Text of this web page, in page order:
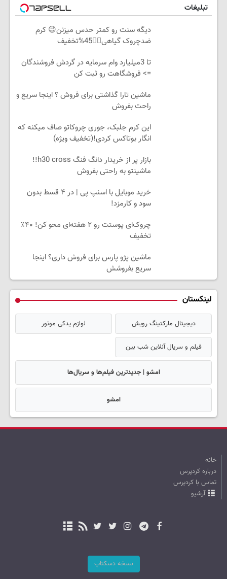
تبلیغات
دیگه سنت رو کمتر حدس میزنن😉 کرم
ضدچروک گیاهی👈🏻45%تخفیف
تا 3میلیارد وام سرمایه در گردش فروشندگان
=> فروشگاهت رو ثبت کن
ماشین تارا گذاشتی برای فروش ؟ اینجا سریع و
راحت بفروش
این کرم جلبک، جوری چروکاتو صاف میکنه که
انگار بوتاکس کردی!(تخفیف ویژه)
بازار پر از خریدار دانگ فنگ h30 cross!!
ماشینتو به راحتی بفروش
خرید موبایل با اسنپ پی | در ۴ قسط بدون
سود و کارمزد!
چروک‌ای پوستت رو ۲ هفته‌ای محو کن! ۴۰٪
تخفیف
ماشین پژو پارس برای فروش داری؟ اینجا
سریع بفروشش
لینکستان
دیجیتال مارکتینگ رویش لوازم یدکی موتور
فیلم و سریال آنلاین شب بین
امشو | جدیدترین فیلم‌ها و سریال‌ها
امشو
خانه
درباره کردپرس
تماس با کردپرس
آرشیو
نسخه دسکتاپ